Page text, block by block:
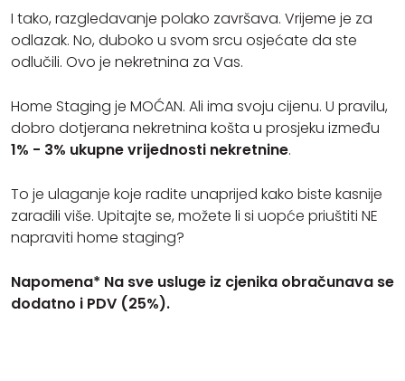
I tako, razgledavanje polako završava. Vrijeme je za
odlazak. No, duboko u svom srcu osjećate da ste
odlučili. Ovo je nekretnina za Vas.
Home Staging je MOĆAN. Ali ima svoju cijenu. U pravilu,
dobro dotjerana nekretnina košta u prosjeku između
1% - 3% ukupne vrijednosti nekretnine.
To je ulaganje koje radite unaprijed kako biste kasnije
zaradili više. Upitajte se, možete li si uopće priuštiti NE
napraviti home staging?
Napomena* Na sve usluge iz cjenika obračunava se
dodatno i PDV (25%).